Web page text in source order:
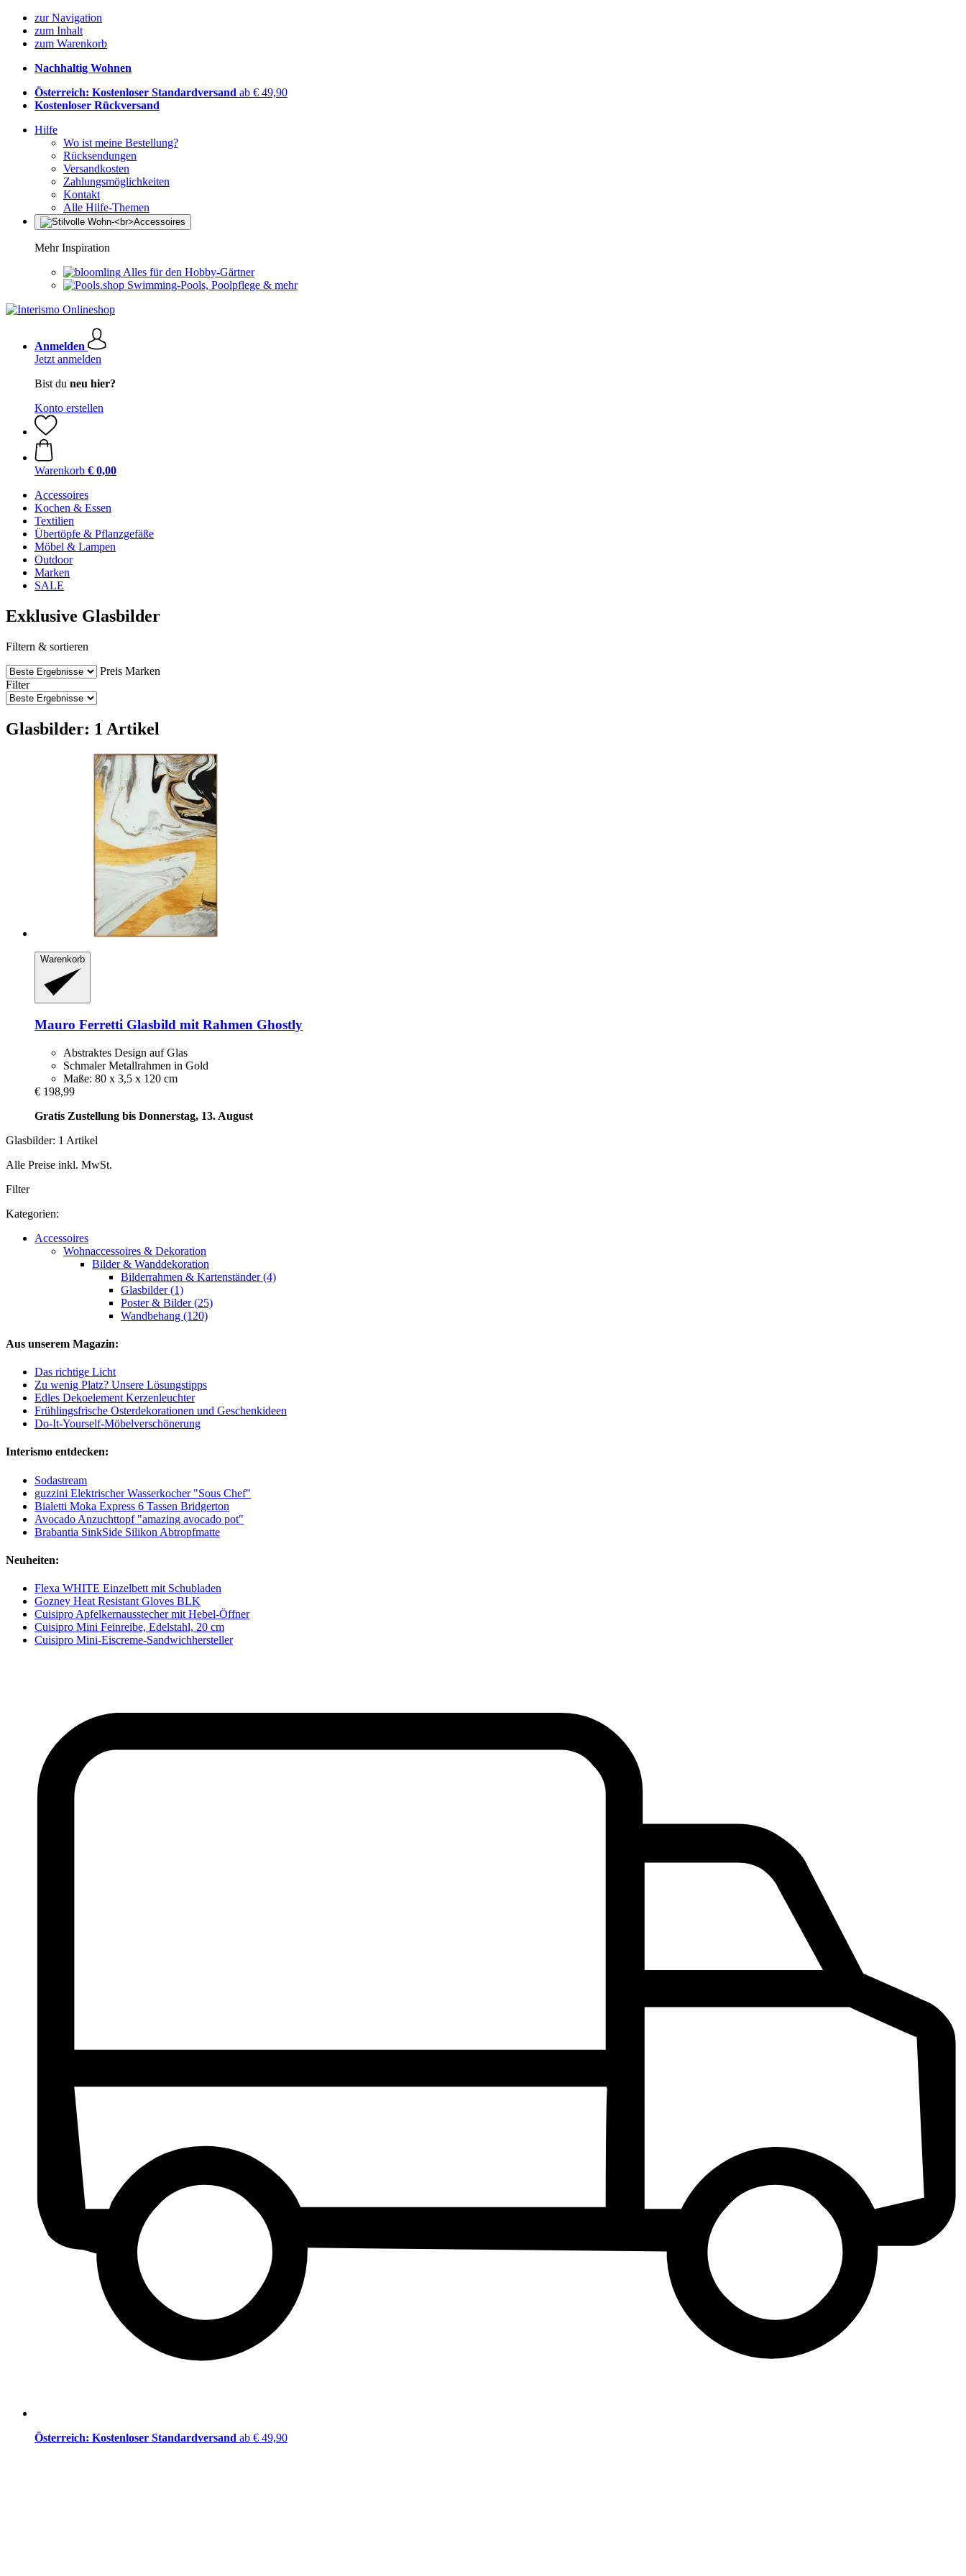
zur Navigation
zum Inhalt
zum Warenkorb
Nachhaltig Wohnen
Österreich: Kostenloser Standardversand ab € 49,90
Kostenloser Rückversand
Hilfe
Wo ist meine Bestellung?
Rücksendungen
Versandkosten
Zahlungsmöglichkeiten
Kontakt
Alle Hilfe-Themen
Mehr Inspiration
Alles für den Hobby-Gärtner
Swimming-Pools, Poolpflege & mehr
Anmelden
Jetzt anmelden
Bist du neu hier?
Konto erstellen
Warenkorb € 0,00
Accessoires
Kochen & Essen
Textilien
Übertöpfe & Pflanzgefäße
Möbel & Lampen
Outdoor
Marken
SALE
Exklusive Glasbilder
Filtern & sortieren
Preis Marken
Filter
Glasbilder: 1 Artikel
Warenkorb
Mauro Ferretti Glasbild mit Rahmen Ghostly
Abstraktes Design auf Glas
Schmaler Metallrahmen in Gold
Maße: 80 x 3,5 x 120 cm
€ 198,99
Gratis Zustellung bis Donnerstag, 13. August
Glasbilder: 1 Artikel
Alle Preise inkl. MwSt.
Filter
Kategorien:
Accessoires
Wohnaccessoires & Dekoration
Bilder & Wanddekoration
Bilderrahmen & Kartenständer (4)
Glasbilder (1)
Poster & Bilder (25)
Wandbehang (120)
Aus unserem Magazin:
Das richtige Licht
Zu wenig Platz? Unsere Lösungstipps
Edles Dekoelement Kerzenleuchter
Frühlingsfrische Osterdekorationen und Geschenkideen
Do-It-Yourself-Möbelverschönerung
Interismo entdecken:
Sodastream
guzzini Elektrischer Wasserkocher "Sous Chef"
Bialetti Moka Express 6 Tassen Bridgerton
Avocado Anzuchttopf "amazing avocado pot"
Brabantia SinkSide Silikon Abtropfmatte
Neuheiten:
Flexa WHITE Einzelbett mit Schubladen
Gozney Heat Resistant Gloves BLK
Cuisipro Apfelkernausstecher mit Hebel-Öffner
Cuisipro Mini Feinreibe, Edelstahl, 20 cm
Cuisipro Mini-Eiscreme-Sandwichhersteller
Österreich: Kostenloser Standardversand ab € 49,90